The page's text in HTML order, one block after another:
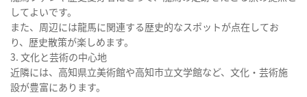
してよいです。
また、周辺には龍馬に関連する歴史的なスポットが点在してお
り、歴史散策が楽しめます。
3. 文化と芸術の中心地
近隣には、高知県立美術館や高知市立文学館など、文化・芸術施
設が豊富にあります。